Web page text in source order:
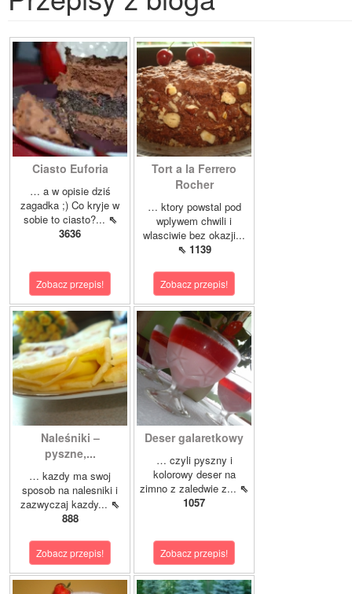
Ciasto Euforia
… a w opisie dziś
zagadka ;) Co kryje w
sobie to ciasto?... ⇖
3636
Zobacz przepis!
Tort a la Ferrero
Rocher
… ktory powstal pod
wplywem chwili i
wlasciwie bez okazji...
⇖ 1139
Zobacz przepis!
Naleśniki –
pyszne,...
… kazdy ma swoj
sposob na nalesniki i
zazwyczaj kazdy... ⇖
888
Zobacz przepis!
Deser galaretkowy
… czyli pyszny i
kolorowy deser na
zimno z zaledwie z... ⇖
1057
Zobacz przepis!